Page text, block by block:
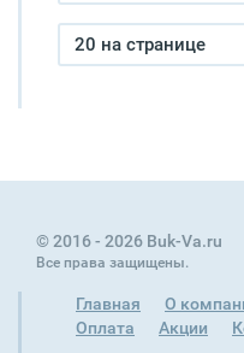
20 на странице
© 2016 - 2026 Buk-Va.ru
Все права защищены.
Главная О
Оплата
Акции